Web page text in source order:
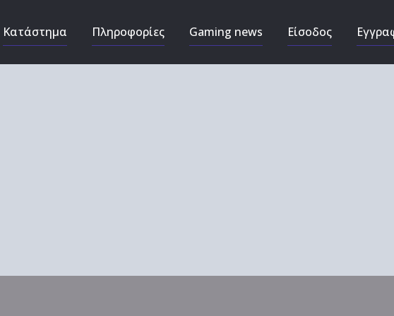
Κατάστημα Πληροφορίες Gaming news Είσοδος